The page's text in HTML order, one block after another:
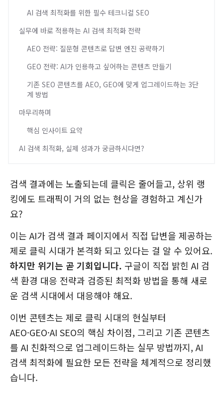
AI 검색 최적화를 위한 필수 테크니컬 SEO
실무에 바로 적용하는 AI 검색 최적화 전략
AEO 전략: 질문형 콘텐츠로 답변 엔진 공략하기
GEO 전략: AI가 인용하고 싶어하는 콘텐츠 만들기
기존 SEO 콘텐츠를 AEO, GEO에 맞게 업그레이드하는 3단
계 방법
마무리하며
핵심 인사이트 요약
AI 검색 최적화, 실제 성과가 궁금하시다면?
검색 결과에는 노출되는데 클릭은 줄어들고, 상위 랭
킹에도 트래픽이 거의 없는 현상을 경험하고 계신가
요?
이는 AI가 검색 결과 페이지에서 직접 답변을 제공하는
제로 클릭 시대가 본격화 되고 있다는 걸 알 수 있어요.
하지만 위기는 곧 기회입니다. 구글이 직접 밝힌 AI 검
색 환경 대응 전략과 검증된 최적화 방법을 통해 새로
운 검색 시대에서 대응해야 해요.
이번 콘텐츠는 제로 클릭 시대의 현실부터
AEO·GEO·AI SEO의 핵심 차이점, 그리고 기존 콘텐츠
를 AI 친화적으로 업그레이드하는 실무 방법까지, AI
검색 최적화에 필요한 모든 전략을 체계적으로 정리했
습니다.